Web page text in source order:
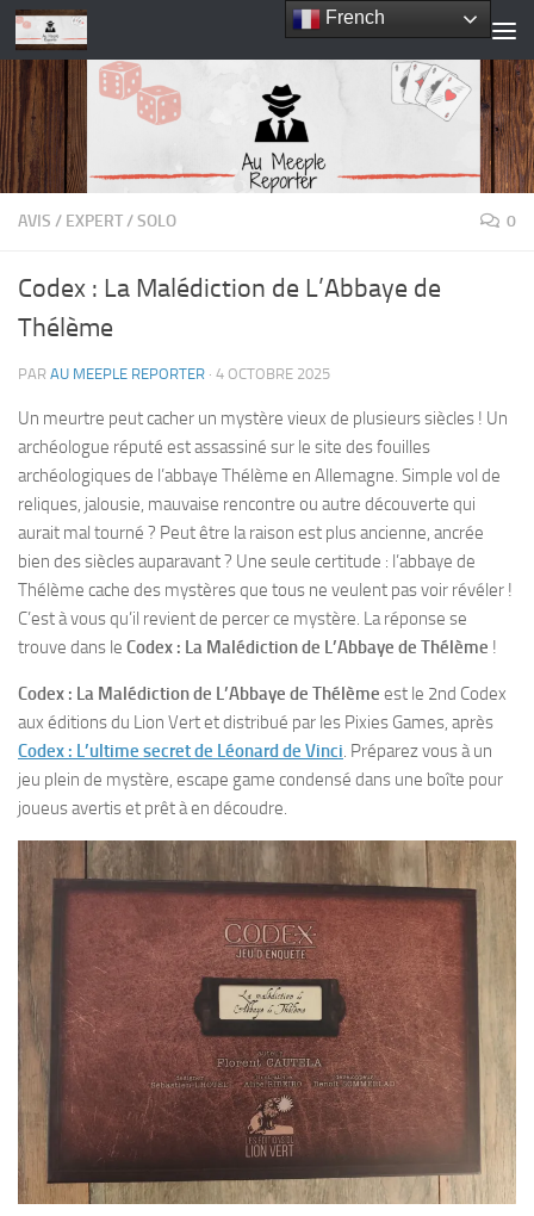
Skip to content
AVIS / EXPERT/SOLO 0
Codex : La Malédiction de L’Abbaye de
Thélème
PAR AU MEEPLE REPORTER · 4 OCTOBRE 2025
Un meurtre peut cacher un mystère vieux de plusieurs siècles ! Un
archéologue réputé est assassiné sur le site des fouilles
archéologiques de l’abbaye Thélème en Allemagne. Simple vol de
reliques, jalousie, mauvaise rencontre ou autre découverte qui
aurait mal tourné ? Peut être la raison est plus ancienne, ancrée
bien des siècles auparavant ? Une seule certitude : l’abbaye de
Thélème cache des mystères que tous ne veulent pas voir révéler !
C’est à vous qu’il revient de percer ce mystère. La réponse se
trouve dans le Codex : La Malédiction de L’Abbaye de Thélème !
Codex : La Malédiction de L’Abbaye de Thélème est le 2nd Codex
aux éditions du Lion Vert et distribué par les Pixies Games, après
Codex : L’ultime secret de Léonard de Vinci. Préparez vous à un
jeu plein de mystère, escape game condensé dans une boîte pour
joueus avertis et prêt à en découdre.
French